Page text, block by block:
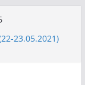
23.05.2021)
5.09.2021)